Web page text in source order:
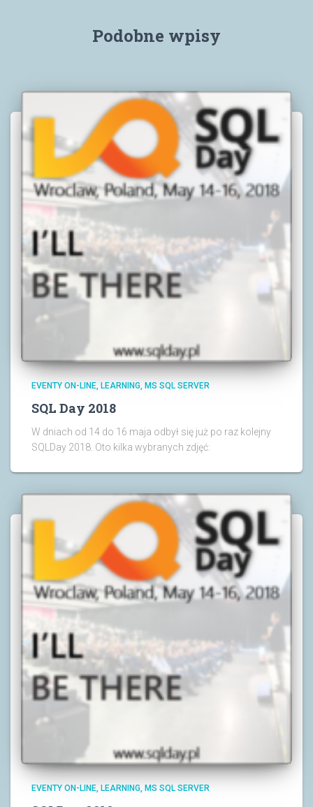
Podobne wpisy
EVENTY ON-LINE LEARNING MS SQL SERVER
SQL Day 2018
W dniach od 14 do 16 maja odbył się już po raz kolejny
SQLDay 2018. Oto kilka wybranych zdjęć:
EVENTY ON-LINE LEARNING MS SQL SERVER